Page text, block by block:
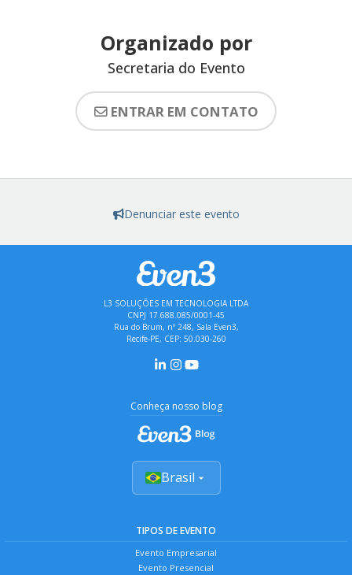
Organizado por
Secretaria do Evento
ENTRAR EM CONTATO
Denunciar este evento
L3 SOLUÇÕES EM TECNOLOGIA LTDA
CNPJ 17.688.085/0001-45
Rua do Brum, nº 248, Sala Even3,
Recife-PE, CEP: 50.030-260
Conheça nosso blog
Brasil
TIPOS DE EVENTO
Evento Empresarial
Evento Presencial